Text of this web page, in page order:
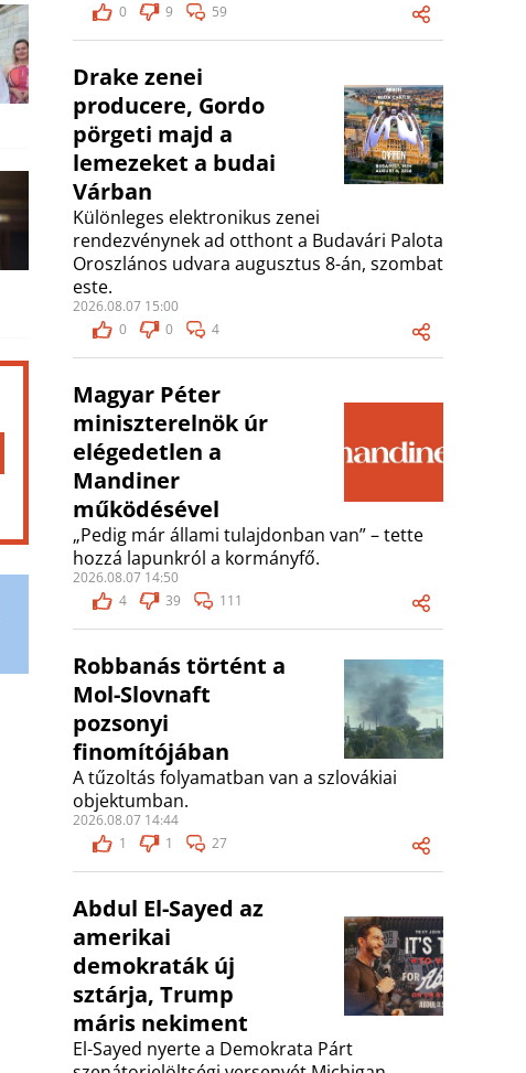
0
9 59
Drake zenei
producere, Gordo
pörgeti majd a
lemezeket a budai
Várban
Különleges elektronikus zenei
rendezvénynek ad otthont a Budavári Palota
Oroszlános udvara augusztus 8-án, szombat
este.
2026.08.07 15:00
0
0 4
Magyar Péter
miniszterelnök úr
elégedetlen a
Mandiner
működésével
„Pedig már állami tulajdonban van” – tette
hozzá lapunkról a kormányfő.
2026.08.07 14:50
4
39 111
Robbanás történt a
Mol-Slovnaft
pozsonyi
finomítójában
A tűzoltás folyamatban van a szlovákiai
objektumban.
2026.08.07 14:44
1
1 27
Abdul El-Sayed az
amerikai
demokraták új
sztárja, Trump
máris nekiment
El-Sayed nyerte a Demokrata Párt